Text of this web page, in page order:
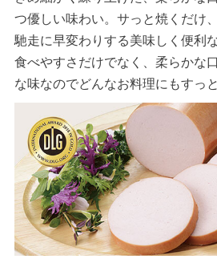
つ優しい味わい。サっと焼くだけ
馳走に早変わりする美味しく便利
食べやすさだけでなく、柔らかな
な味なのでどんなお料理にもすっ